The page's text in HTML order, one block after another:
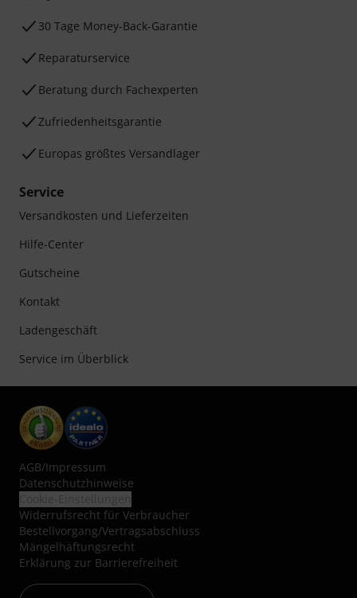
30 Tage Money-Back-Garantie
Reparaturservice
Beratung durch Fachexperten
Zufriedenheitsgarantie
Europas größtes Versandlager
Service
Versandkosten und Lieferzeiten
Hilfe-Center
Gutscheine
Kontakt
Ladengeschäft
Service im Überblick
AGB/Impressum
Datenschutzhinweise
Widerrufsrecht für Verbraucher
Bestellvorgang/Vertragsabschluss
Mängelhaftungsrecht
Erklärung zur Barrierefreiheit